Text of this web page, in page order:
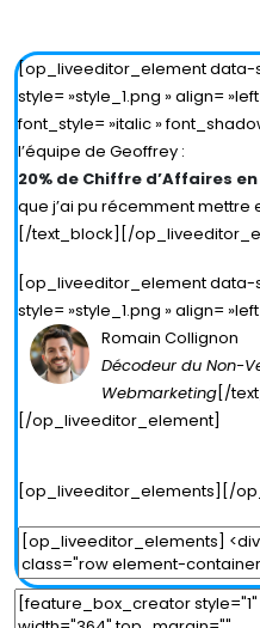
[op_liveeditor_element data-
style= »style_1.png » align=
font_style= »italic »
l’équipe de Geoffrey :
20% de Chiffre d’Affaires
que j’ai pu récemment mettre
[/text_block][/
[op_liveeditor_element data-
style= »style_1.png » align=
Romain Collignon
Décodeur du Non-
Webmarketing[/
[/op_liveeditor_element]
[op_liveeditor_elements][/